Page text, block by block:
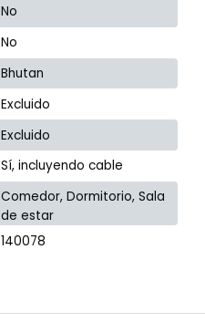
No
No
Bhutan
Excluido
Excluido
Sí, incluyendo cable
Comedor, Dormitorio, Sala
de estar
140078